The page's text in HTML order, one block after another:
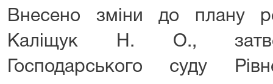
Внесено зміни до плану
Каліщук Н. О.,
Господарського суду